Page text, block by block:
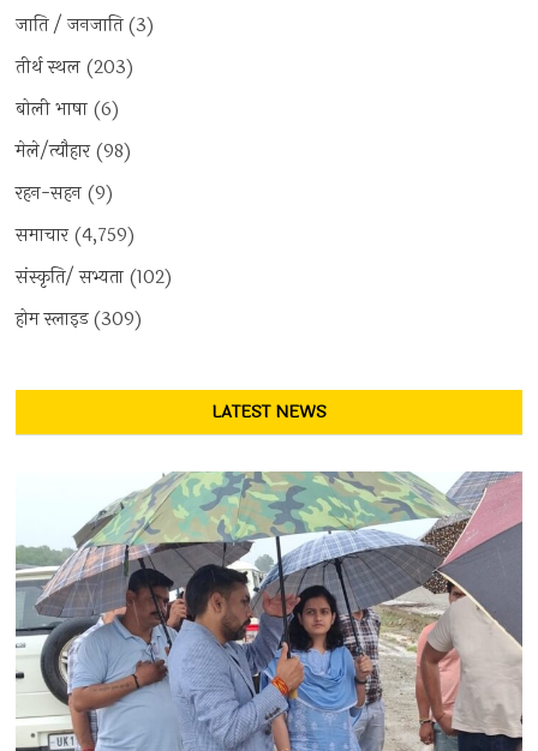
जाति / जनजाति(3)
तीर्थ स्थल (203)
बोली भाषा (6)
मेले/त्यौहार(98)
रहन-सहन (9)
समाचार(4,759)
संस्कृति/ सभ्यता (102)
होम स्लाइड(309)
LATEST NEWS